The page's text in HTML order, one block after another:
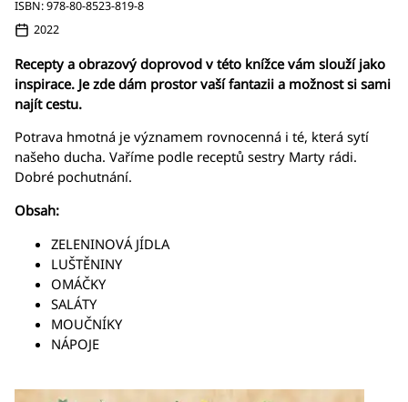
ISBN: 978-80-8523-819-8
2022
Recepty a obrazový doprovod v této knížce vám slouží jako
inspirace. Je zde dám prostor vaší fantazii a možnost si sami
najít cestu.
Potrava hmotná je významem rovnocenná i té, která sytí
našeho ducha. Vaříme podle receptů sestry Marty rádi.
Dobré pochutnání.
Obsah:
ZELENINOVÁ JÍDLA
LUŠTĚNINY
OMÁČKY
SALÁTY
MOUČNÍKY
NÁPOJE